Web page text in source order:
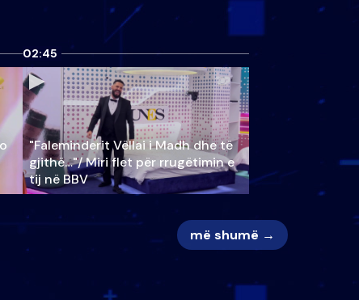
02:45
"Faleminderit Vëllai i Madh dhe të
gjithë…"/ Miri flet për rrugëtimin e
tij në BBV
më shumë →